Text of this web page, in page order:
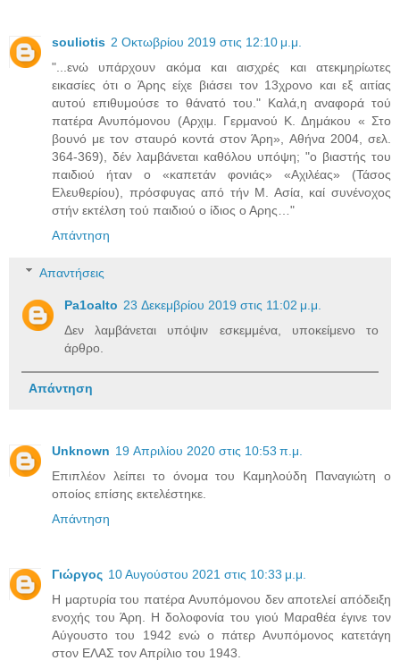
souliotis 2 Οκτωβρίου 2019 στις 12:10 μ.μ.
"...ενώ υπάρχουν ακόμα και αισχρές και ατεκμηρίωτες
εικασίες ότι ο Άρης είχε βιάσει τον 13χρονο και εξ αιτίας
αυτού επιθυμούσε το θάνατό του." Καλά,η αναφορά τού
πατέρα Ανυπόμονου (Αρχιμ. Γερμανού Κ. Δημάκου « Στο
βουνό με τον σταυρό κοντά στον Άρη», Αθήνα 2004, σελ.
364-369), δέν λαμβάνεται καθόλου υπόψη; "ο βιαστής του
παιδιού ήταν ο «καπετάν φονιάς» «Αχιλέας» (Τάσος
Ελευθερίου), πρόσφυγας από τήν Μ. Ασία, καί συνένοχος
στήν εκτέλση τού παιδιού ο ίδιος ο Αρης…"
Απάντηση
Απαντήσεις
Pa1oalto 23 Δεκεμβρίου 2019 στις 11:02 μ.μ.
Δεν λαμβάνεται υπόψιν εσκεμμένα, υποκείμενο το
άρθρο.
Απάντηση
Unknown 19 Απριλίου 2020 στις 10:53 π.μ.
Επιπλέον λείπει το όνομα του Καμηλούδη Παναγιώτη ο
οποίος επίσης εκτελέστηκε.
Απάντηση
Γιώργος 10 Αυγούστου 2021 στις 10:33 μ.μ.
Η μαρτυρία του πατέρα Ανυπόμονου δεν αποτελεί απόδειξη
ενοχής του Άρη. Η δολοφονία του γιού Μαραθέα έγινε τον
Αύγουστο του 1942 ενώ ο πάτερ Ανυπόμονος κατετάγη
στον ΕΛΑΣ τον Απρίλιο του 1943.